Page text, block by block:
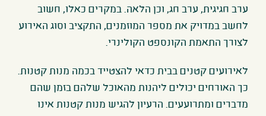
ערב חגיגית, ערב חג, וכן הלאה. במקרים כאלו, חשוב
לחשב במדויק את מספר המוזמנים, התקציב וסוג האירוע
לצורך התאמת הקונספט הקולינרי.
לאירועים קטנים בבית כדאי להצטייד בכמה מנות קטנות.
כך האורחים יכולים ליהנות מהאוכל שלהם בזמן שהם
מדברים ומתרועעים. הרעיון להגיש מנות קטנות אינו